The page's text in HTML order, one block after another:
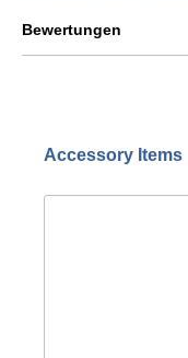
Bewertungen
Accessory Items